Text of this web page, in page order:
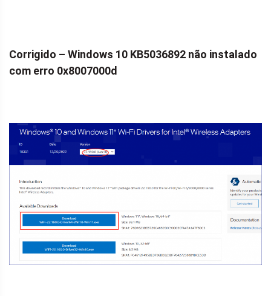
Corrigido – Windows 10 KB5036892 não instalado
com erro 0x8007000d